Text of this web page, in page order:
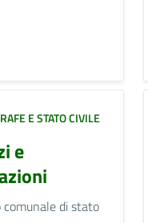
E STATO CIVILE
e
di stato